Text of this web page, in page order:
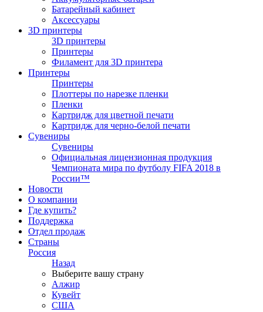
Батарейный кабинет
Аксессуары
3D принтеры
3D принтеры
Принтеры
Филамент для 3D принтера
Принтеры
Принтеры
Плоттеры по нарезке пленки
Пленки
Картридж для цветной печати
Картридж для черно-белой печати
Сувениры
Сувениры
Официальная лицензионная продукция
Чемпионата мира по футболу FIFA 2018 в
России™
Новости
О компании
Где купить?
Поддержка
Отдел продаж
Страны
Россия
Назад
Выберите вашу страну
Алжир
Кувейт
США